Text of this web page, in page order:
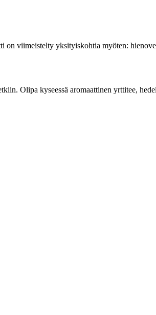
viimeistelty yksityiskohtia myöten:
Olipa kyseessä aromaattinen yrttitee,